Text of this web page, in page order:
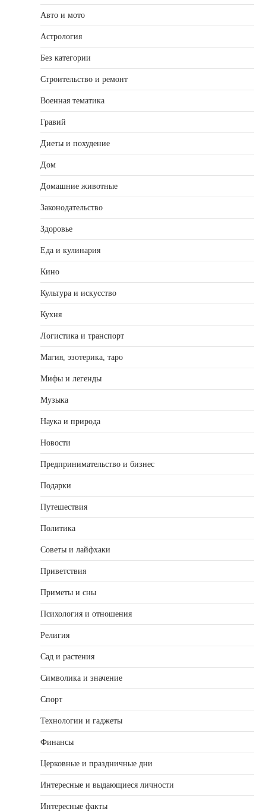
Авто и мото
Астрология
Без категории
Строительство и ремонт
Военная тематика
Гравий
Диеты и похудение
Дом
Домашние животные
Законодательство
Здоровье
Еда и кулинария
Кино
Культура и искусство
Кухня
Логистика и транспорт
Магия, эзотерика, таро
Мифы и легенды
Музыка
Наука и природа
Новости
Предпринимательство и бизнес
Подарки
Путешествия
Политика
Советы и лайфхаки
Приветствия
Приметы и сны
Психология и отношения
Религия
Сад и растения
Символика и значение
Спорт
Технологии и гаджеты
Финансы
Церковные и праздничные дни
Интересные и выдающиеся личности
Интересные факты